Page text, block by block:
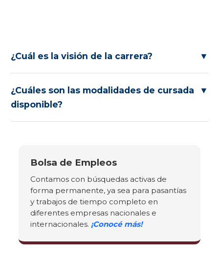
¿Cuál es la visión de la carrera? ▼
¿Cuáles son las modalidades de cursada
disponible?
▼
Bolsa de Empleos
Contamos con búsquedas activas de
forma permanente, ya sea para pasantías
y trabajos de tiempo completo en
diferentes empresas nacionales e
internacionales. ¡Conocé más!